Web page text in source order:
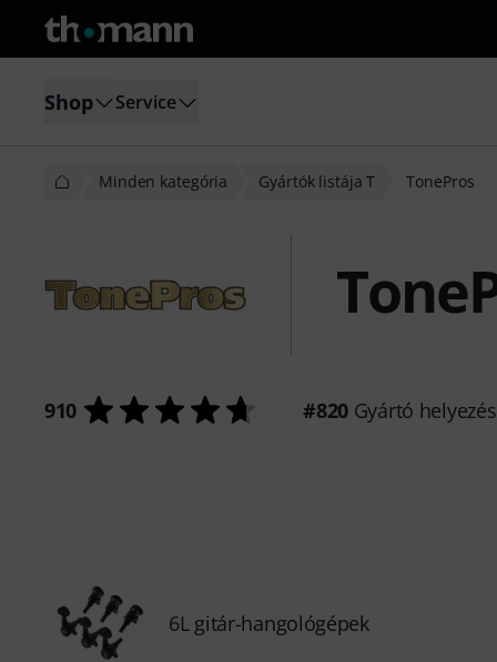
Shop Service
Minden kategória Gyártók listája T TonePros
910 #820Gyártó
6L gitár-hangológépek